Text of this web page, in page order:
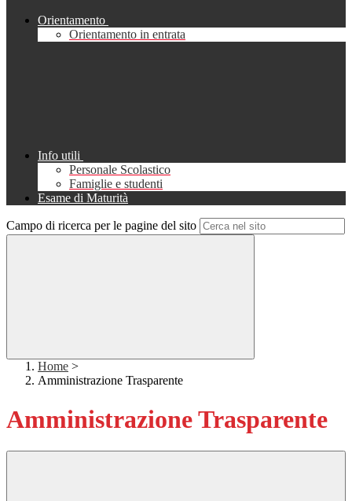
Orientamento
Orientamento in entrata
Info utili
Personale Scolastico
Famiglie e studenti
Esame di Maturità
Campo di ricerca per le pagine del sito
Home >
Amministrazione Trasparente
Amministrazione Trasparente